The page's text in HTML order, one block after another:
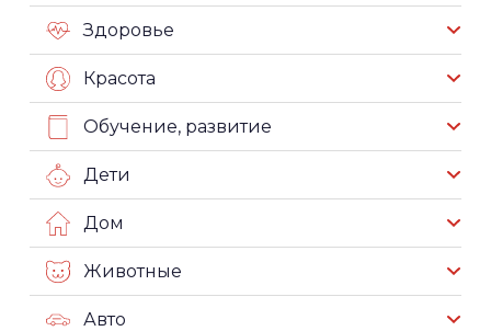
Здоровье
Красота
Обучение, развитие
Дети
Дом
Животные
Авто